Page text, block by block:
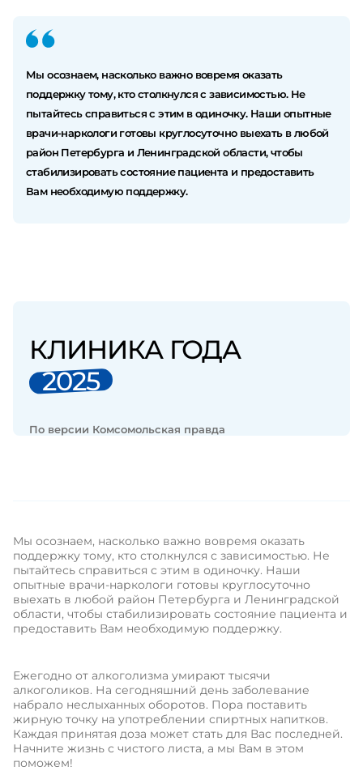
Мы осознаем, насколько важно вовремя оказать
поддержку тому, кто столкнулся с зависимостью. Не
пытайтесь справиться с этим в одиночку. Наши опытные
врачи-наркологи готовы круглосуточно выехать в любой
район Петербурга и Ленинградской области, чтобы
стабилизировать состояние пациента и предоставить
Вам необходимую поддержку.
КЛИНИКА ГОДА
2025
По версии Комсомольская правда
Мы осознаем, насколько важно вовремя оказать
поддержку тому, кто столкнулся с зависимостью. Не
пытайтесь справиться с этим в одиночку. Наши
опытные врачи-наркологи готовы круглосуточно
выехать в любой район Петербурга и Ленинградской
области, чтобы стабилизировать состояние пациента и
предоставить Вам необходимую поддержку.
Ежегодно от алкоголизма умирают тысячи
алкоголиков. На сегодняшний день заболевание
набрало неслыханных оборотов. Пора поставить
жирную точку на употреблении спиртных напитков.
Каждая принятая доза может стать для Вас последней.
Начните жизнь с чистого листа, а мы Вам в этом
поможем!